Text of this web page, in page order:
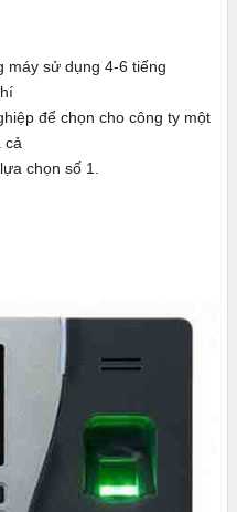
máy sử dụng 4-6 tiếng
để chọn cho công ty một
cả
chọn số 1.